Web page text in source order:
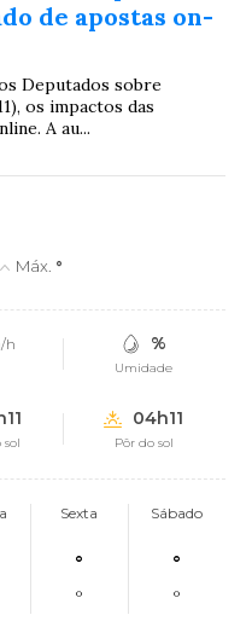
de apostas on-
Deputados sobre
os impactos das
A au...
Máx. °
h %
Umidade
sol
04h11
Pôr do sol
Sexta
°
°
Sábado
°
°